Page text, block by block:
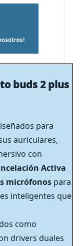
buds 2 plus
para
auriculares,
con
Activa
micrófonos para
inteligentes que
como
drivers duales